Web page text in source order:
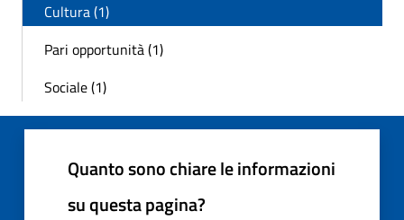
Cultura (1)
Pari opportunità (1)
Sociale (1)
Quanto sono chiare le informazioni
su questa pagina?